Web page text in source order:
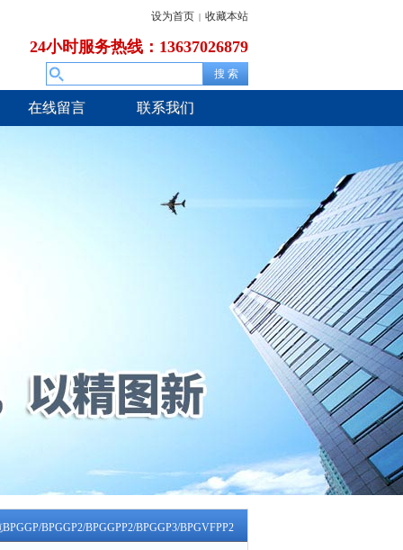
设为首页 | 收藏本站
24小时服务热线：13637026879
在线留言 联系我们
BPGGP2/BPGGPP2/BPGGP3/BPGVFPP2